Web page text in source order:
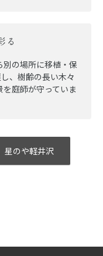
る
の場所に移植・保
、樹齢の長い木々
庭師が守っていま
星のや軽井沢